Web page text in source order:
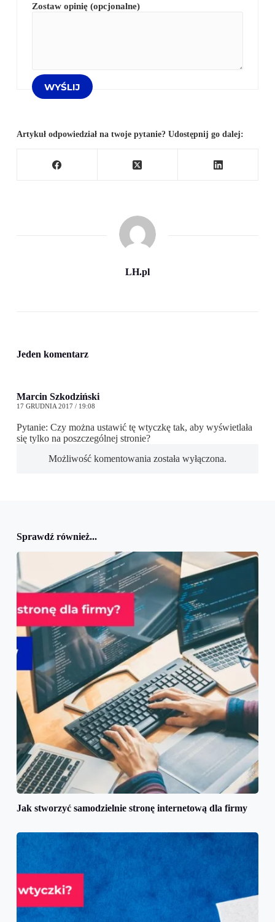
Zostaw opinię (opcjonalne)
Artykuł odpowiedział na twoje pytanie? Udostępnij go dalej:
LH.pl
Jeden komentarz
Marcin Szkodziński
17 GRUDNIA 2017 / 19:08
Pytanie: Czy można ustawić tę wtyczkę tak, aby wyświetlała
się tylko na poszczególnej stronie?
Możliwość komentowania została wyłączona.
Sprawdź również...
Jak stworzyć samodzielnie stronę internetową dla firmy